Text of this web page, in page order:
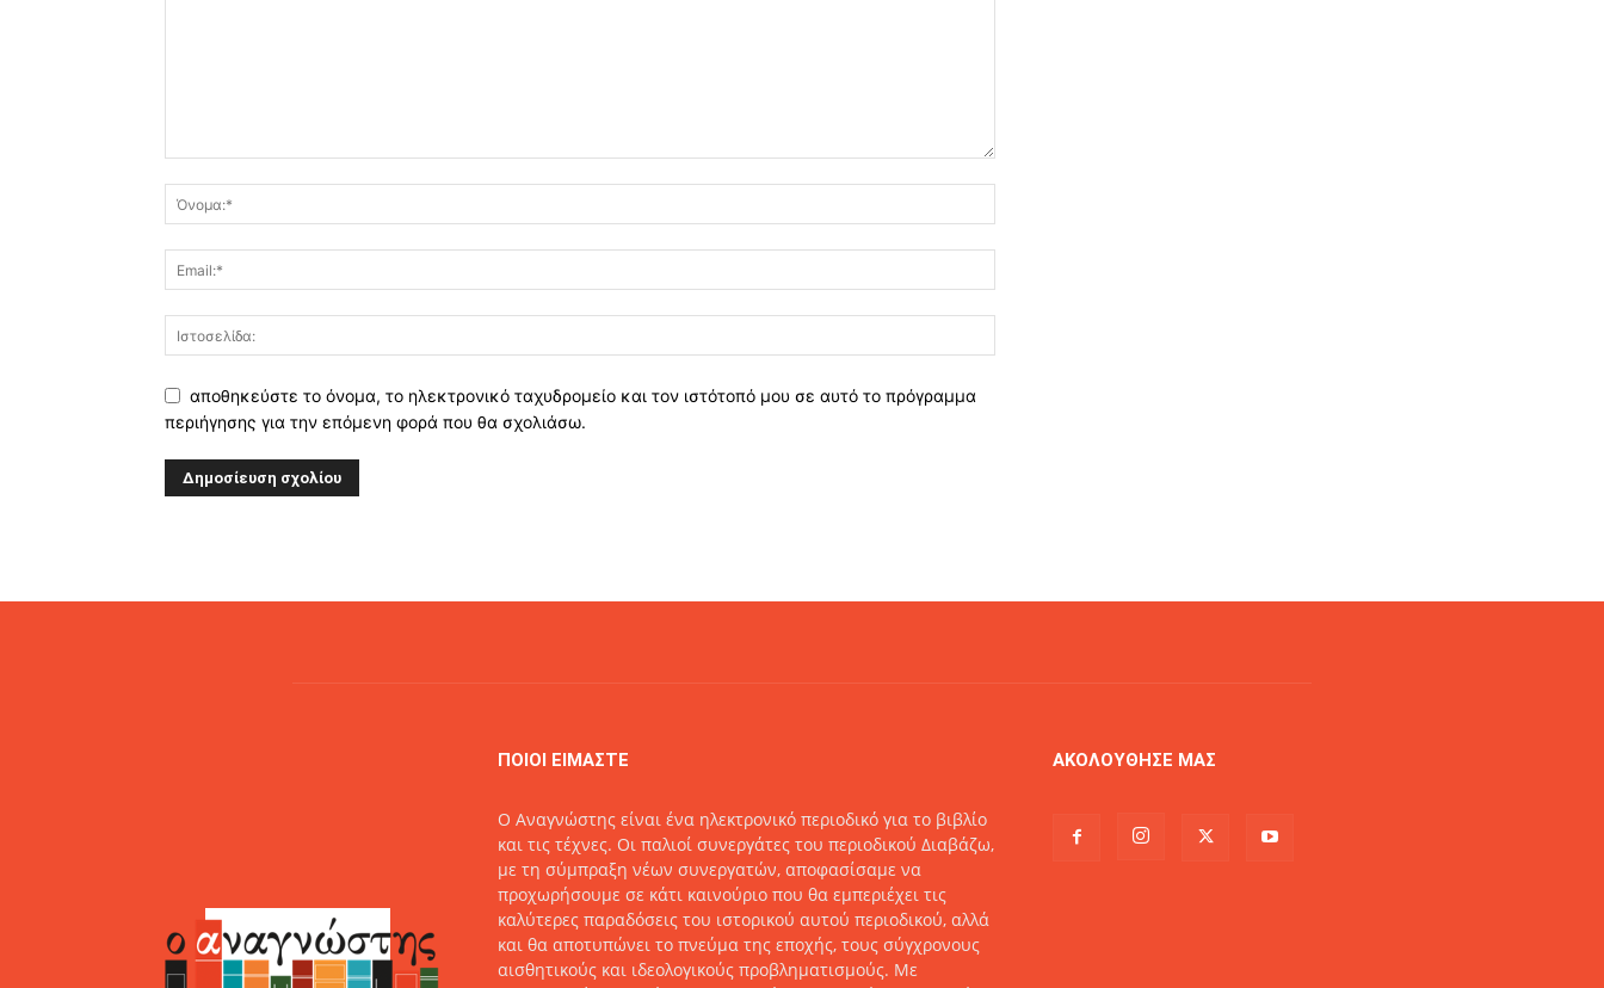
αποθηκεύστε το όνομα, το ηλεκτρονικό ταχυδρομείο και τον ιστότοπό μου σε αυτό το πρόγραμμα
περιήγησης για την επόμενη φορά που θα σχολιάσω.
ΠΟΙΟΙ ΕΙΜΑΣΤΕ
O Αναγνώστης είναι ένα ηλεκτρονικό περιοδικό για το βιβλίο
και τις τέχνες. Οι παλιοί συνεργάτες του περιοδικού Διαβάζω,
με τη σύμπραξη νέων συνεργατών, αποφασίσαμε να
προχωρήσουμε σε κάτι καινούριο που θα εμπεριέχει τις
καλύτερες παραδόσεις του ιστορικού αυτού περιοδικού, αλλά
και θα αποτυπώνει το πνεύμα της εποχής, τους σύγχρονους
αισθητικούς και ιδεολογικούς προβληματισμούς. Με
ΑΚΟΛΟΥΘΗΣΕ ΜΑΣ